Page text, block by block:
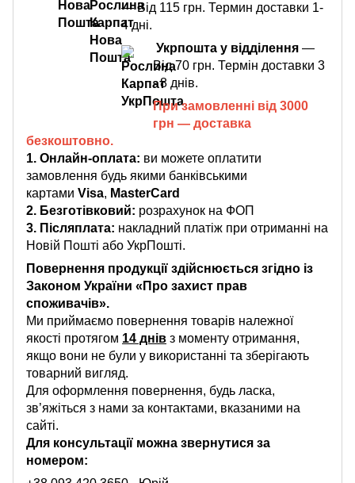
— Від 115 грн. Термин доставки 1-
4 дні.
Укрпошта у відділення —
Від 70 грн. Термін доставки 3
- 8 днів.
При замовленні від 3000
грн — доставка
безкоштовно.
1. Онлайн-оплата: ви можете оплатити
замовлення будь якими банківськими
картами Visa, MasterCard
2. Безготівковий: розрахунок на ФОП
3. Післяплата: накладний платіж при отриманні на
Новій Пошті або УкрПошті.
Повернення продукції здійснюється згідно із
Законом України «Про захист прав
споживачів».
Ми приймаємо повернення товарів належної
якості протягом 14 днів з моменту отримання,
якщо вони не були у використанні та зберігають
товарний вигляд.
Для оформлення повернення, будь ласка,
зв’яжіться з нами за контактами, вказаними на
сайті.
Для консультації можна звернутися за
номером: